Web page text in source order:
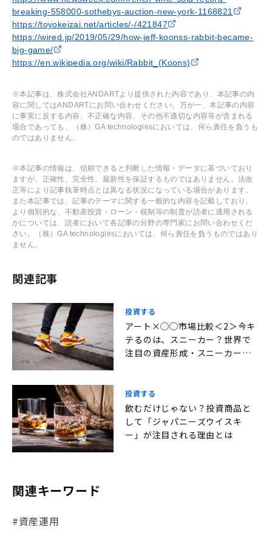
breaking-558000-sothebys-auction-new-york-1168821
https://toyokeizai.net/articles/-/421847
https://wired.jp/2019/05/29/how-jeff-koonss-rabbit-became-
big-game/
https://en.wikipedia.org/wiki/Rabbit_(Koons)
※本記事は、株式会社ANDARTより提供された内容であり、本記事の内
容に関してはANDARTにお問い合わせください。万が一、本記事の内容
に事実に反する内容、不正確な内容、その他不適切な内容等が含まれる
場合であっても、（株）GA technologiesにおいては、何ら責任を負うも
のではありません。
※本記事の情報は、信頼できると判断した情報・データに基づいており
ますが、正確性、完全性、最新性を保証するものではありません。法改
正等により記事執筆時点とは異なる状況になっている場合があります。
また本記事では、記事のテーマに関する一般的な内容を記載しており、
より個別的な、不動産投資・ローン・税制等の制度が読者に適用される
かについては、読者において各記事の分野の専門家にお問い合わせくだ
さい。（株）GA technologiesにおいては、何ら責任を負うものではあり
ません。
関連記事
投資する
アート×◯◯市場比較＜2＞今キ
テるのは、スニーカー？世界で
注目の資産形成・スニーカーと
投資する
飲むだけじゃない？投資商品と
して「ジャパニーズウイスキ
ー」が注目される理由とは
関連キーワード
#資産運用